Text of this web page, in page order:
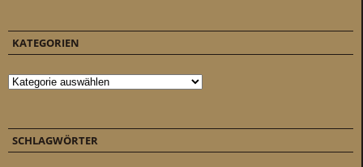
KATEGORIEN
Kategorien
SCHLAGWÖRTER